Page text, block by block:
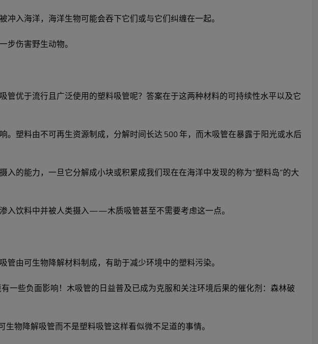
入海洋，海洋生物可能会吞下它们或与它们纠缠在一起。
伤害野生动物。
优于流行且广泛使用的塑料吸管呢？答案在于这两种材料的可持续性水平以及它
塑料由不可再生资源制成，分解时间长达 500 年，而木吸管在暴露于阳光或水后
的能力，一旦它分解成小块或积累成我们现在在海洋中发现的称为“塑料岛”的大
入饮料中并被人类摄入——木质吸管甚至不需要考虑这一点。
由可生物降解材料制成，有助于减少环境中的塑料污染。
些负面影响！木吸管的日益普及已成为克服和关注环境后果的催化剂：森林破
物降解吸管而不是塑料吸管这样看似微不足道的事情。